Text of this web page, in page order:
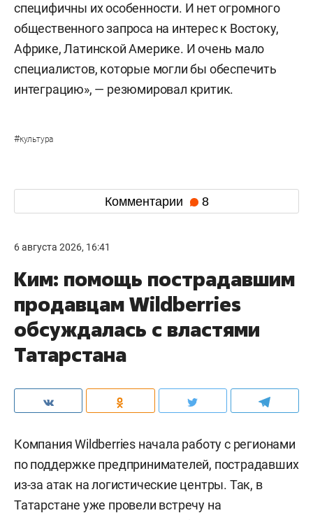
специфичны их особенности. И нет огромного
общественного запроса на интерес к Востоку,
Африке, Латинской Америке. И очень мало
специалистов, которые могли бы обеспечить
интеграцию», — резюмировал критик.
#культура
Комментарии 8
6 августа 2026, 16:41
Ким: помощь пострадавшим
продавцам Wildberries
обсуждалась с властями
Татарстана
Компания Wildberries начала работу с регионами
по поддержке предпринимателей, пострадавших
из-за атак на логистические центры. Так, в
Татарстане уже провели встречу на